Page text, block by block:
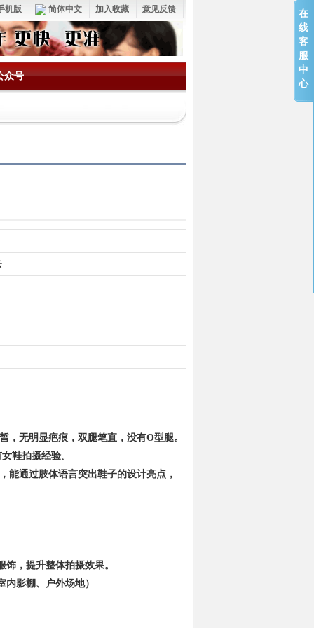
意见反馈
加入收藏
简体中文
机版
众号
，无明显疤痕，双腿笔直，没有O型腿。
鞋拍摄经验。
能通过肢体语言突出鞋子的设计亮点，
，提升整体拍摄效果。
影棚、户外场地）
在
线
客
服
中
心